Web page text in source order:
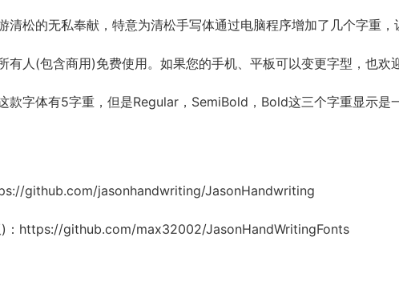
清松的无私奉献，特意为清松手写体通过电脑程序增加了几个字重
有人(包含商用)免费使用。如果您的手机、平板可以变更字型，也欢
款字体有5字重，但是Regular，SemiBold，Bold这三个字重显示
github.com/jasonhandwriting/JasonHandwriting
https://github.com/max32002/JasonHandWritingFonts